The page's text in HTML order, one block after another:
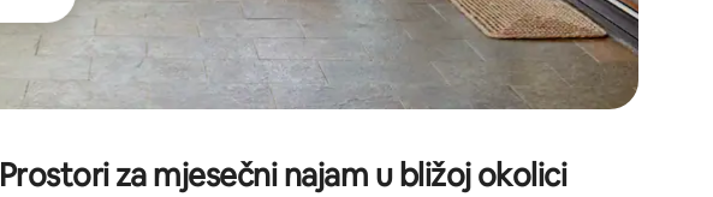
Prostori za mjesečni najam u bližoj okolici